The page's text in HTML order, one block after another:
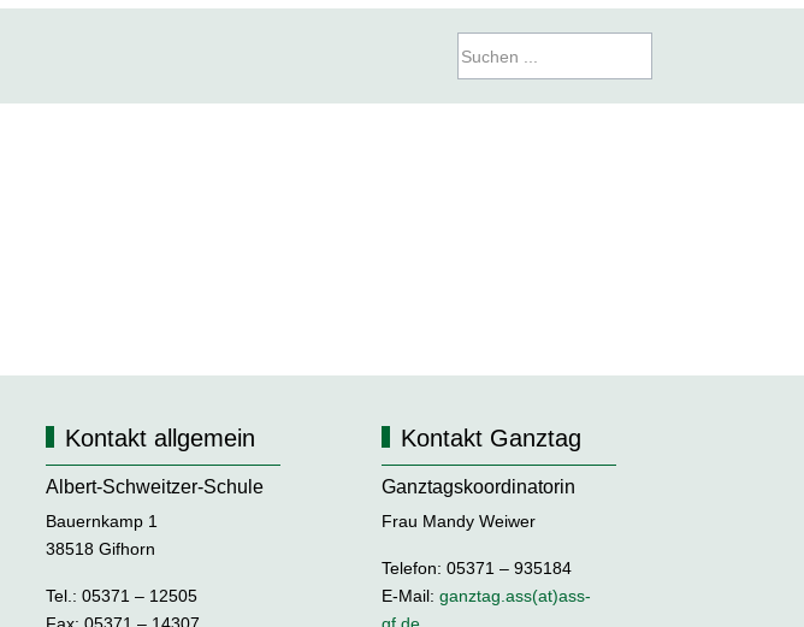
Kontakt allgemein
Albert-Schweitzer-Schule
Bauernkamp 1
38518 Gifhorn
Tel.: 05371 – 12505
Fax: 05371 – 14307
Kontakt Ganztag
Ganztagskoordinatorin
Frau Mandy Weiwer
Telefon: 05371 – 935184
E-Mail: ganztag.ass(at)ass-
gf.de